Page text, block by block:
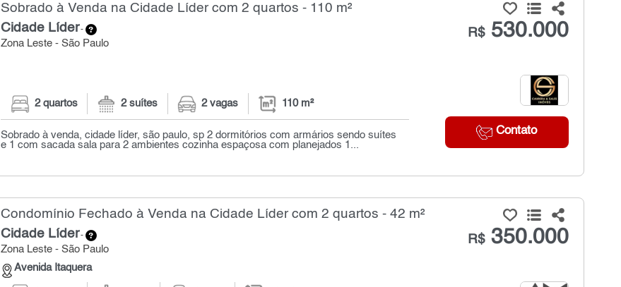
Sobrado à Venda na Cidade Líder com 2 quartos - 110 m²
Cidade Líder-
Zona Leste - São Paulo
R$530.000
Contato
2 quartos 2 suítes 2 vagas 110 m²
Sobrado à venda, cidade líder, são paulo, sp 2 dormitórios com armários sendo suítes
e 1 com sacada sala para 2 ambientes cozinha espaçosa com planejados 1...
Condomínio Fechado à Venda na Cidade Líder com 2 quartos - 42 m²
Cidade Líder-
Zona Leste - São Paulo
Avenida Itaquera
R$350.000